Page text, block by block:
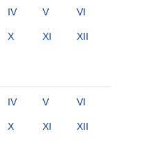
IV V VI
X XI XII
IV V VI
X XI XII